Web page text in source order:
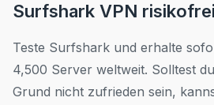
Surfshark VPN
Teste Surfshark und erhalte
4,500 Server weltweit. Solltest
Grund nicht zufrieden sein,